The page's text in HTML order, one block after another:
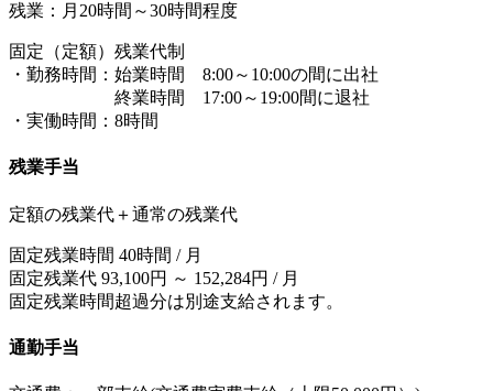
残業：月20時間～30時間程度
固定（定額）残業代制
・勤務時間：始業時間 8:00～10:00の間に出社
終業時間 17:00～19:00間に退社
・実働時間：8時間
残業手当
定額の残業代＋通常の残業代
固定残業時間 40時間 / 月
固定残業代 93,100円 ～ 152,284円 / 月
固定残業時間超過分は別途支給されます。
通勤手当